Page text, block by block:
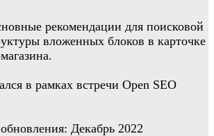
рекомендации для поисковой
вложенных блоков в карточке
в рамках встречи Open SEO
Декабрь 2022